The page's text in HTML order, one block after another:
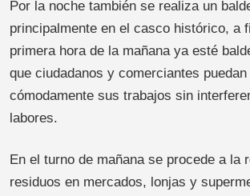
Por la noche también se realiza un
principalmente en el casco histórico, a
primera hora de la mañana ya esté
que ciudadanos y comerciantes
cómodamente sus trabajos sin
labores.
En el turno de mañana se procede a la
residuos en mercados, lonjas y